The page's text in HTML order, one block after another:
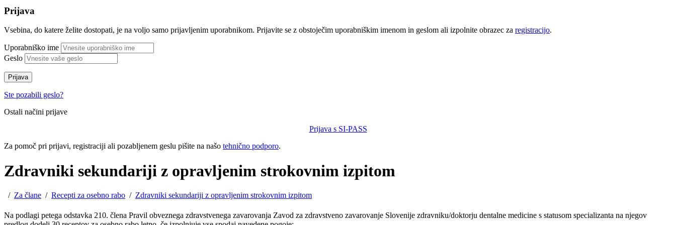
Prijava
Vsebina, do katere želite dostopati, je na voljo samo prijavljenim uporabnikom. Prijavite se z obstoječim uporabniškim imenom in geslom ali izpolnite obrazec za registracijo.
Uporabniško ime
Geslo
Prijava
Ste pozabili geslo?
Ostali načini prijave
Prijava s SI-PASS
Za pomoč pri prijavi, registraciji ali pozabljenem geslu pišite na našo tehnično podporo.
Zdravniki sekundariji z opravljenim strokovnim izpitom
/ Za člane / Recepti za osebno rabo / Zdravniki sekundariji z opravljenim strokovnim izpitom
Na podlagi petega odstavka 210. člena Pravil obveznega zdravstvenega zavarovanja Zavod za zdravstveno zavarovanje Slovenije zdravniku/doktorju dentalne medicine s statusom specializanta na njegov